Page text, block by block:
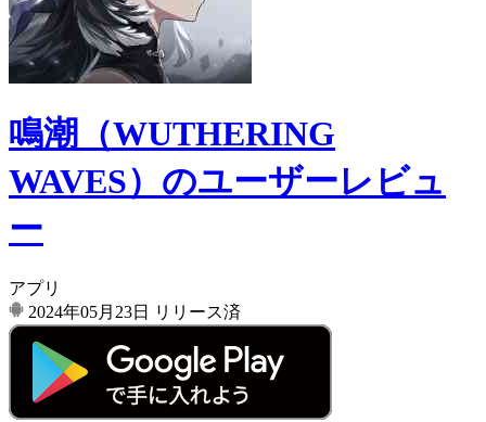
鳴潮（WUTHERING
WAVES）のユーザーレビュ
ー
アプリ
2024年05月23日
リリース済